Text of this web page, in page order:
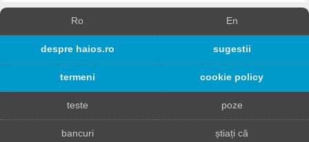
Ro En
despre haios.ro sugestii
termeni cookie policy
teste poze
bancuri știați că